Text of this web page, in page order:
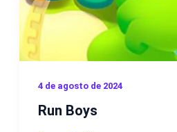
4 de agosto de 2024
Run Boys